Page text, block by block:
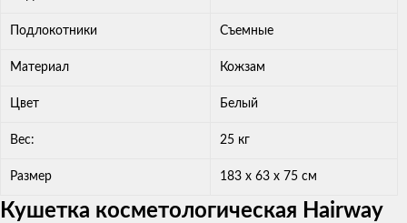
Подлокотники Съемные
Материал Кожзам
Цвет Белый
Вес: 25 кг
Размер 183 х 63 х 75 см
Кушетка косметологическая Hairway